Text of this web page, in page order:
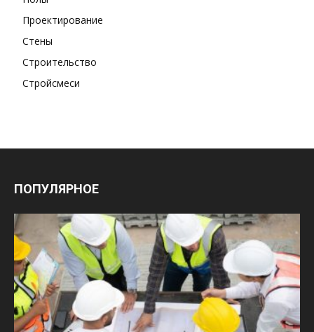
Проектирование
Стены
Строительство
Стройсмеси
ПОПУЛЯРНОЕ